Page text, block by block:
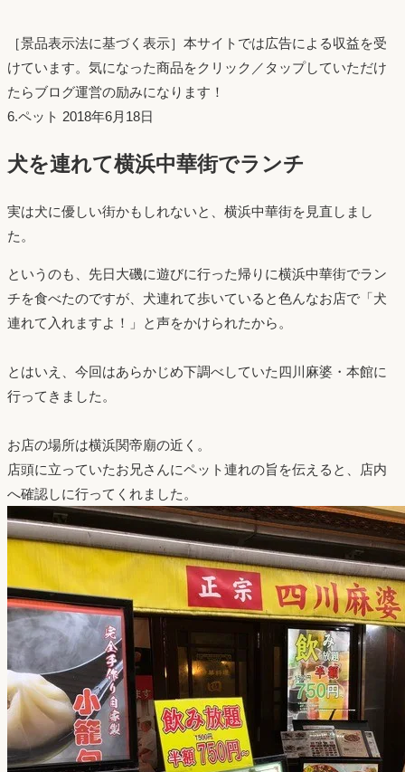
［景品表示法に基づく表示］本サイトでは広告による収益を受
けています。気になった商品をクリック／タップしていただけ
たらブログ運営の励みになります！
6.ペット 投
日：
2018年6月18日
犬を連れて横浜中華街でランチ
実は犬に優しい街かもしれないと、横浜中華街を見直しまし
た。
というのも、先日大磯に遊びに行った帰りに横浜中華街でラン
チを食べたのですが、犬連れて歩いていると色んなお店で「犬
連れて入れますよ！」と声をかけられたから。
とはいえ、今回はあらかじめ下調べしていた四川麻婆・本館に
行ってきました。
お店の場所は横浜関帝廟の近く。
店頭に立っていたお兄さんにペット連れの旨を伝えると、店内
へ確認しに行ってくれました。